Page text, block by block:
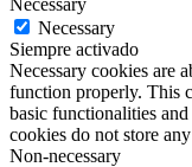
Necessary
Necessary
Siempre activado
Necessary cookies are
function properly. This
basic functionalities
cookies do not store
Non-necessary